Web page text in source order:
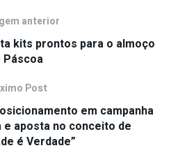
anterior
kits prontos para o almoço
Páscoa
Post
em campanha
aposta no conceito de
é Verdade”